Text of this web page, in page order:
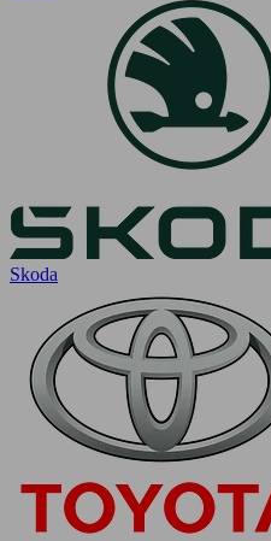
Skoda